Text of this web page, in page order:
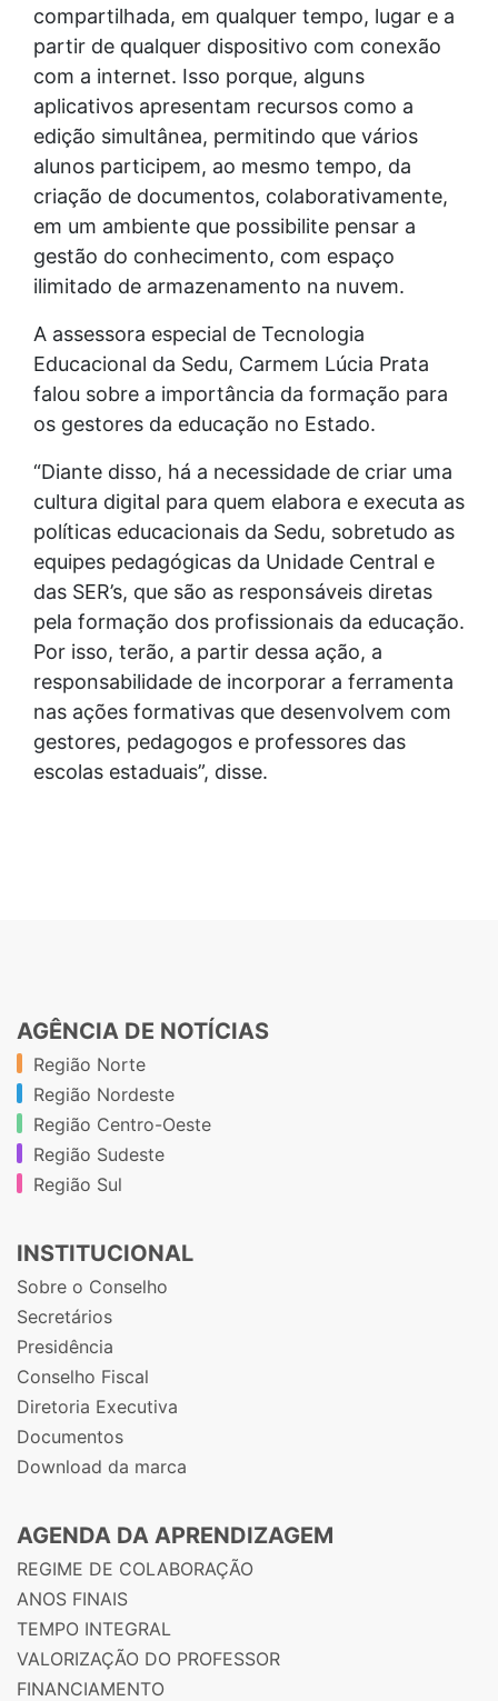
compartilhada, em qualquer tempo, lugar e a
partir de qualquer dispositivo com conexão
com a internet. Isso porque, alguns
aplicativos apresentam recursos como a
edição simultânea, permitindo que vários
alunos participem, ao mesmo tempo, da
criação de documentos, colaborativamente,
em um ambiente que possibilite pensar a
gestão do conhecimento, com espaço
ilimitado de armazenamento na nuvem.
A assessora especial de Tecnologia
Educacional da Sedu, Carmem Lúcia Prata
falou sobre a importância da formação para
os gestores da educação no Estado.
“Diante disso, há a necessidade de criar uma
cultura digital para quem elabora e executa as
políticas educacionais da Sedu, sobretudo as
equipes pedagógicas da Unidade Central e
das SER’s, que são as responsáveis diretas
pela formação dos profissionais da educação.
Por isso, terão, a partir dessa ação, a
responsabilidade de incorporar a ferramenta
nas ações formativas que desenvolvem com
gestores, pedagogos e professores das
escolas estaduais”, disse.
AGÊNCIA DE NOTÍCIAS
Região Norte
Região Nordeste
Região Centro-Oeste
Região Sudeste
Região Sul
INSTITUCIONAL
Sobre o Conselho
Secretários
Presidência
Conselho Fiscal
Diretoria Executiva
Documentos
Download da marca
AGENDA DA APRENDIZAGEM
REGIME DE COLABORAÇÃO
ANOS FINAIS
TEMPO INTEGRAL
VALORIZAÇÃO DO PROFESSOR
FINANCIAMENTO